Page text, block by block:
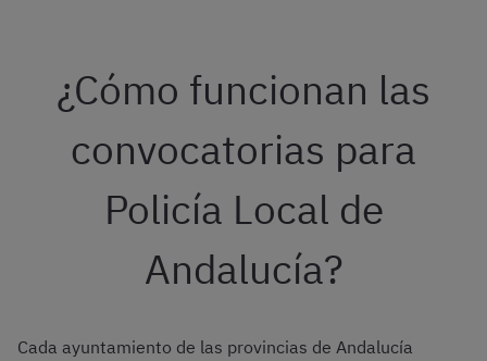
¿Cómo funcionan las
convocatorias para
Policía Local de
Andalucía?
Cada ayuntamiento de las provincias de Andalucía